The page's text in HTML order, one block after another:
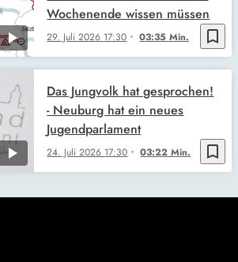
bookmark_border
29. Juli 2026 17:30 03:35 Min.
Wochenende wissen müssen
bookmark_border
24. Juli 2026 17:30 03:22 Min.
Das Jungvolk hat gesprochen!
- Neuburg hat ein neues
Jugendparlament